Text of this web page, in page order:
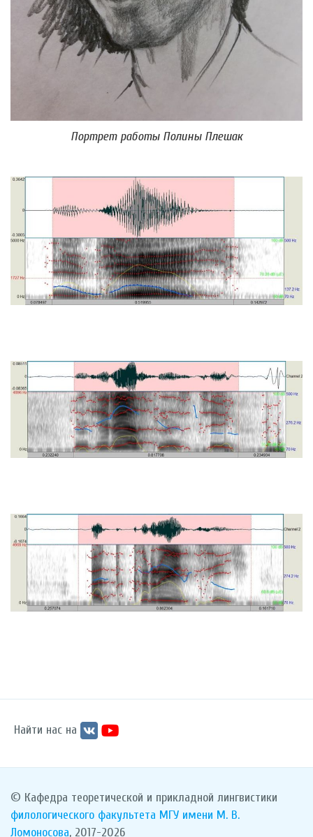
Портрет работы Полины Плешак
Найти нас на
© Кафедра теоретической и прикладной лингвистики
филологического факультета МГУ имени М. В.
Ломоносова, 2017-2026